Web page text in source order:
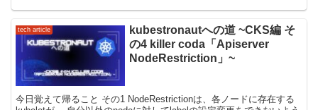
tech article
kubestronautへの道 ~CKS編 そ
の4 killer coda「Apiserver
NodeRestriction」~
今日覚えて帰ること その1 NodeRestrictionは、各ノードに存在する